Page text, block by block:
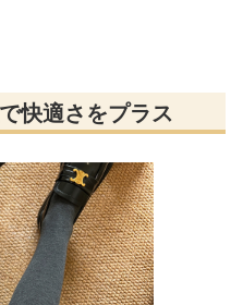
快適さをプラス